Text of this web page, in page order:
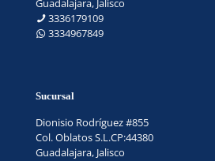
Guadalajara, Jalisco
3336179109
3334967849
Sucursal
Dionisio Rodríguez #855
Col. Oblatos S.L.CP:44380
Guadalajara, Jalisco